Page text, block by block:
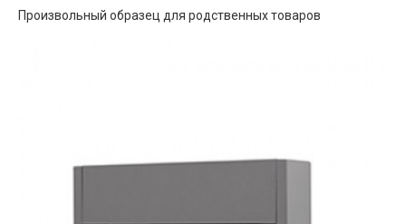
Произвольный образец для родственных товаров